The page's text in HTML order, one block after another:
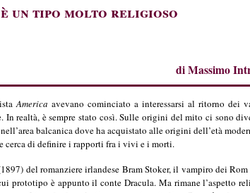
un tipo molto religioso
di Massimo
America avevano cominciato a interessarsi al ritorno dei
realtà, è sempre stato così. Sulle origini del mito ci sono
balcanica dove ha acquistato alle origini dell’età
cerca di definire i rapporti fra i vivi e i morti.
del romanziere irlandese Bram Stoker, il vampiro dei
prototipo è appunto il conte Dracula. Ma rimane l’aspetto